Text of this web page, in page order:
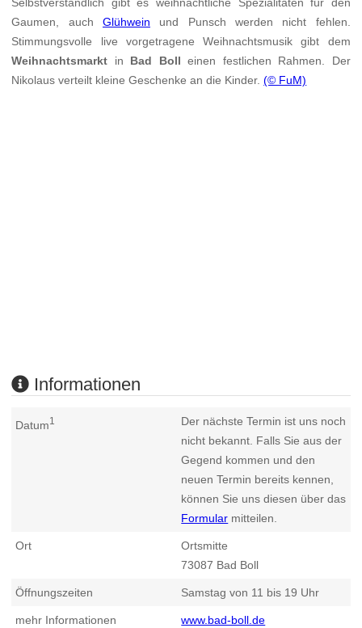
Selbstverständlich gibt es weihnachtliche Spezialitäten für den
Gaumen, auch Glühwein und Punsch werden nicht fehlen.
Stimmungsvolle live vorgetragene Weihnachtsmusik gibt dem
Weihnachtsmarkt in Bad Boll einen festlichen Rahmen. Der
Nikolaus verteilt kleine Geschenke an die Kinder.(© FuM)
Informationen
Datum1
Der nächste Termin ist uns noch
nicht bekannt. Falls Sie aus der
Gegend kommen und den
neuen Termin bereits kennen,
können Sie uns diesen über das
Formular mitteilen.
Ort
Ortsmitte
73087 Bad Boll
Öffnungszeiten Samstag von 11 bis 19 Uhr
mehr Informationen www.bad-boll.de